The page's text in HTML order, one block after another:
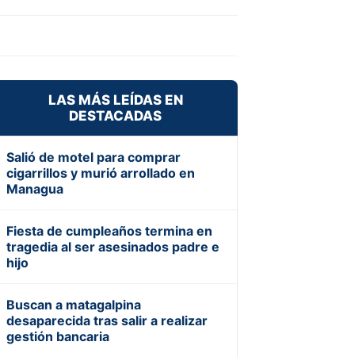
LAS MÁS LEÍDAS EN
DESTACADAS
Salió de motel para comprar
cigarrillos y murió arrollado en
Managua
Fiesta de cumpleaños termina en
tragedia al ser asesinados padre e
hijo
Buscan a matagalpina
desaparecida tras salir a realizar
gestión bancaria